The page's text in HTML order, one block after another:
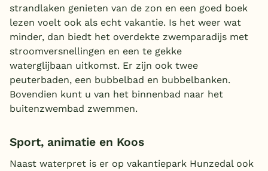
strandlaken genieten van de zon en een goed boek
lezen voelt ook als echt vakantie. Is het weer wat
minder, dan biedt het overdekte zwemparadijs met
stroomversnellingen en een te gekke
waterglijbaan uitkomst. Er zijn ook twee
peuterbaden, een bubbelbad en bubbelbanken.
Bovendien kunt u van het binnenbad naar het
buitenzwembad zwemmen.
Sport, animatie en Koos
Naast waterpret is er op vakantiepark Hunzedal ook